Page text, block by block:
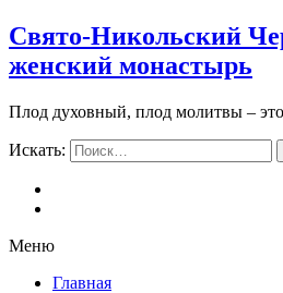
Свято-Никольский
женский монастырь
Плод духовный, плод молитвы –
Искать:
Меню
Главная